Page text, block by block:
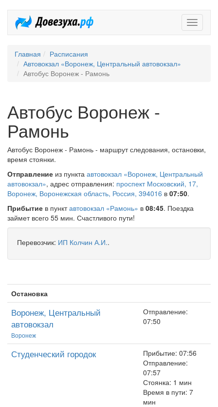
Главная
Расписания
Автовокзал «Воронеж, Центральный автовокзал»
Автобус Воронеж - Рамонь
Автобус Воронеж -
Рамонь
Автобус Воронеж - Рамонь - маршрут следования, остановки,
время стоянки.
Отправление из пункта автовокзал «Воронеж, Центральный
автовокзал», адрес отправления: проспект Московский, 17,
Воронеж, Воронежская область, Россия, 394016 в 07:50.
Прибытие в пунктавтовокзал «Рамонь» в 08:45. Поездка
займет всего 55 мин. Счастливого пути!
Перевозчик: ИП Колчин А.И..
Остановка
Воронеж, Центральный
автовокзал
Воронеж
Отправление:
07:50
Студенческий городок
Прибытие: 07:56
Отправление:
07:57
Стоянка: 1 мин
Время в пути: 7
мин